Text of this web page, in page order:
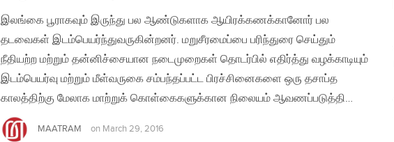
இலங்கை பூராகவும் இருந்து பல ஆண்டுகளாக ஆயிரக்கணக்கானோர் பல
தடவைகள் இடம்பெயர்ந்துவருகின்றனர். மறுசீரமைப்பை பரிந்துரை செய்தும்
நீதியற்ற மற்றும் தன்னிச்சையான நடைமுறைகள் தொடர்பில் எதிர்த்து வழக்காடியும்
இடம்பெயர்வு மற்றும் மீள்வருகை சம்பந்தப்பட்ட பிரச்சினைகளை ஒரு தசாப்த
காலத்திற்கு மேலாக மாற்றுக் கொள்கைகளுக்கான நிலையம் ஆவணப்படுத்தி…
MAATRAM on March 29, 2016